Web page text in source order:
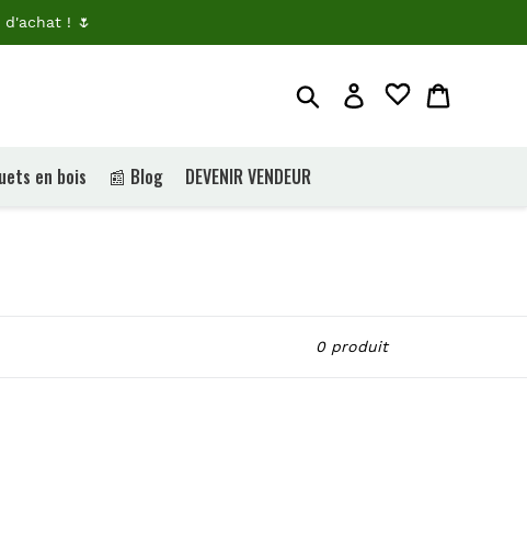
! 🌷
RechercherJe me connecte
en bois 📰 Blog DEVENIR VENDEUR
0 produit